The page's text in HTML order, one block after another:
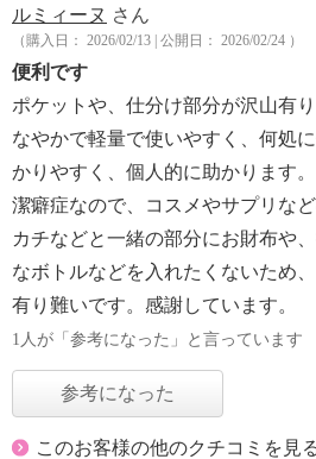
ルミィーヌ さん
（購入日： 2026/02/13 | 公開日： 2026/02/24 ）
便利です
ポケットや、仕分け部分が沢山有
なやかで軽量で使いやすく、何処
かりやすく、個人的に助かります。
潔癖症なので、コスメやサプリな
カチなどと一緒の部分にお財布や
なボトルなどを入れたくないため
有り難いです。感謝しています。
1人が「参考になった」と言っています
参考になった
このお客様の他のクチコミを見